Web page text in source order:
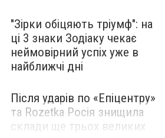
"Зірки обіцяють тріумф": на
ці 3 знаки Зодіаку чекає
неймовірний успіх уже в
найближчі дні
Після ударів по «Епіцентру»
та Rozetka Росія знищила
склади ще трьох великих